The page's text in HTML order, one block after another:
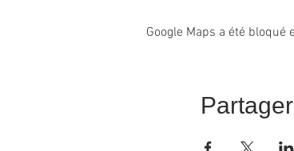
Google Maps a été